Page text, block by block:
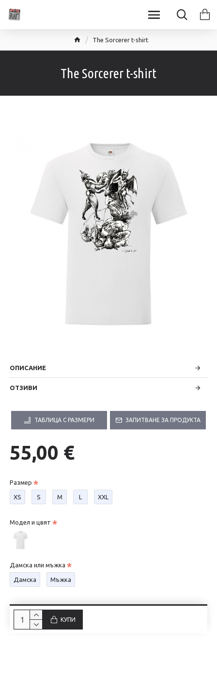
The Sorcerer t-shirt
The Sorcerer t-shirt
ОПИСАНИЕ
ОТЗИВИ
ТАБЛИЦА С РАЗМЕРИ ЗАПИТВАНЕ ЗА ПРОДУКТА
55,00 €
Размер
XS S М L XXL
Модел и цвят
Дамска или мъжка
Дамска Мъжка
КУПИ